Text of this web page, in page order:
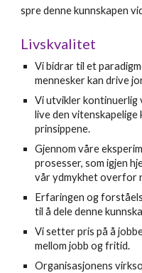
spre denne kunnskapen
Livskvalitet
Vi bidrar til et
mennesker kan drive
Vi utvikler kontinuerlig
live den vitenskapelige
prinsippene.
Gjennom våre
prosesser, som igjen
vår ydmykhet overfor
Erfaringen og
til å dele denne
Vi setter pris på å
mellom jobb og fritid.
Organisasjonens